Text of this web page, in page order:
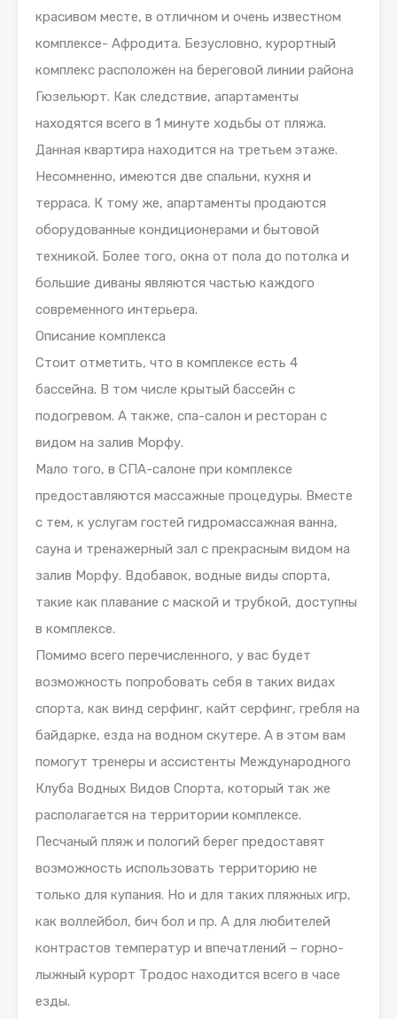
красивом месте, в отличном и очень известном
комплексе- Афродита. Безусловно, курортный
комплекс расположен на береговой линии района
Гюзельюрт. Как следствие, апартаменты
находятся всего в 1 минуте ходьбы от пляжа.
Данная квартира находится на третьем этаже.
Несомненно, имеются две спальни, кухня и
терраса. К тому же, апартаменты продаются
оборудованные кондиционерами и бытовой
техникой. Более того, окна от пола до потолка и
большие диваны являются частью каждого
современного интерьера.
Описание комплекса
Стоит отметить, что в комплексе есть 4
бассейна. В том числе крытый бассейн с
подогревом. А также, спа-салон и ресторан с
видом на залив Морфу.
Мало того, в СПА-салоне при комплексе
предоставляются массажные процедуры. Вместе
с тем, к услугам гостей гидромассажная ванна,
сауна и тренажерный зал с прекрасным видом на
залив Морфу. Вдобавок, водные виды спорта,
такие как плавание с маской и трубкой, доступны
в комплексе.
Помимо всего перечисленного, у вас будет
возможность попробовать себя в таких видах
спорта, как винд серфинг, кайт серфинг, гребля на
байдарке, езда на водном скутере. А в этом вам
помогут тренеры и ассистенты Международного
Клуба Водных Видов Спорта, который так же
располагается на территории комплексе.
Песчаный пляж и пологий берег предоставят
возможность использовать территорию не
только для купания. Но и для таких пляжных игр,
как воллейбол, бич бол и пр. А для любителей
контрастов температур и впечатлений – горно-
лыжный курорт Тродос находится всего в часе
езды.